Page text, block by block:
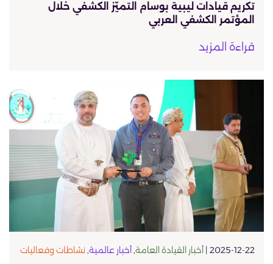
تكريم قيادات ليبية بوسام التميّز الكشفي خلال
المؤتمر الكشفي العربي
قراءة المزيد
2025-12-22 | أخبار القيادة العامة,أخبار عالمية, نشاطات وفعاليات